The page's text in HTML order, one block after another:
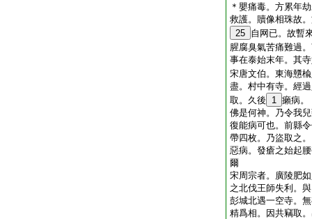
＊嬰痛毒。方累年
救護。贖像相珠故
25 自网已。故暫
腥腐臭氣苦痛難過
事在泰始末年。其
宋唐文伯。東海戇
盡。村中有寺。經
取。久後
1 癩病。
佛是何神。乃令我
復能病可也。前縣
帶四枚。乃盜取之
惡病。發瘡之始起
爾
宋周宗者。廣陵肥
之北伐王師失利。
彭城北遇一空寺。
精爲相。因共竊取